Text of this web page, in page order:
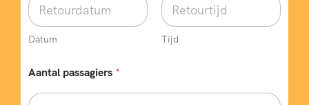
Datum Tijd
a
t
Aantal passagiers *